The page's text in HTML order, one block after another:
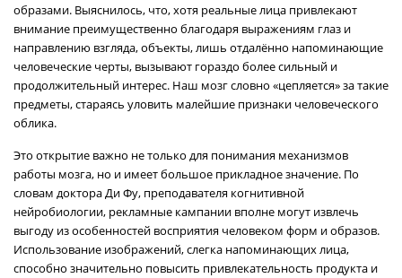
образами. Выяснилось, что, хотя реальные лица привлекают
внимание преимущественно благодаря выражениям глаз и
направлению взгляда, объекты, лишь отдалённо напоминающие
человеческие черты, вызывают гораздо более сильный и
продолжительный интерес. Наш мозг словно «цепляется» за такие
предметы, стараясь уловить малейшие признаки человеческого
облика.
Это открытие важно не только для понимания механизмов
работы мозга, но и имеет большое прикладное значение. По
словам доктора Ди Фу, преподавателя когнитивной
нейробиологии, рекламные кампании вполне могут извлечь
выгоду из особенностей восприятия человеком форм и образов.
Использование изображений, слегка напоминающих лица,
способно значительно повысить привлекательность продукта и